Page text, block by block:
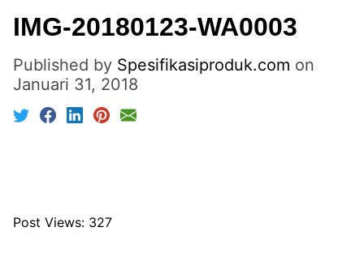
IMG-20180123-WA0003
Published by Spesifikasiproduk.com on
Januari 31, 2018
Post Views: 327